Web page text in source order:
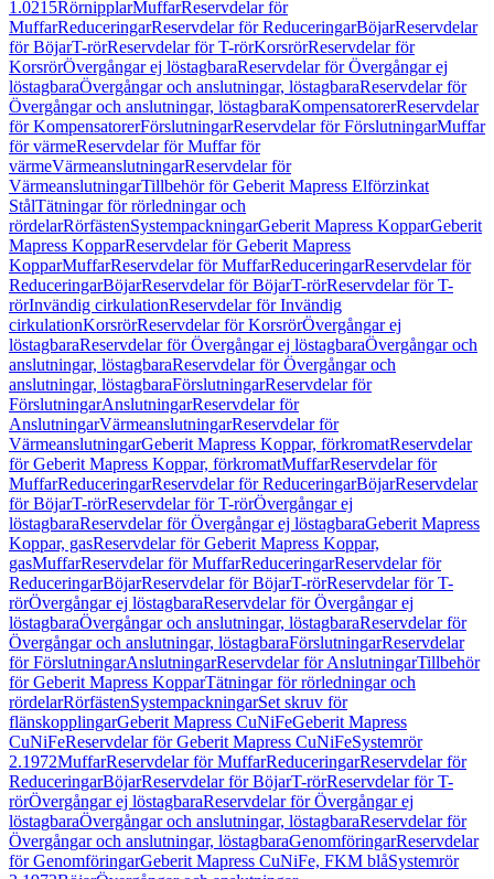
1.0215RörnipplarMuffarReservdelar för
MuffarReduceringarReservdelar för ReduceringarBöjarReservdelar
för BöjarT-rörReservdelar för T-rörKorsrörReservdelar för
KorsrörÖvergångar ej löstagbaraReservdelar för Övergångar ej
löstagbaraÖvergångar och anslutningar, löstagbaraReservdelar för
Övergångar och anslutningar, löstagbaraKompensatorerReservdelar
för KompensatorerFörslutningarReservdelar för FörslutningarMuffar
för värmeReservdelar för Muffar för
värmeVärmeanslutningarReservdelar för
VärmeanslutningarTillbehör för Geberit Mapress Elförzinkat
StålTätningar för rörledningar och
rördelarRörfästenSystempackningarGeberit Mapress KopparGeberit
Mapress KopparReservdelar för Geberit Mapress
KopparMuffarReservdelar för MuffarReduceringarReservdelar för
ReduceringarBöjarReservdelar för BöjarT-rörReservdelar för T-
rörInvändig cirkulationReservdelar för Invändig
cirkulationKorsrörReservdelar för KorsrörÖvergångar ej
löstagbaraReservdelar för Övergångar ej löstagbaraÖvergångar och
anslutningar, löstagbaraReservdelar för Övergångar och
anslutningar, löstagbaraFörslutningarReservdelar för
FörslutningarAnslutningarReservdelar för
AnslutningarVärmeanslutningarReservdelar för
VärmeanslutningarGeberit Mapress Koppar, förkromatReservdelar
för Geberit Mapress Koppar, förkromatMuffarReservdelar för
MuffarReduceringarReservdelar för ReduceringarBöjarReservdelar
för BöjarT-rörReservdelar för T-rörÖvergångar ej
löstagbaraReservdelar för Övergångar ej löstagbaraGeberit Mapress
Koppar, gasReservdelar för Geberit Mapress Koppar,
gasMuffarReservdelar för MuffarReduceringarReservdelar för
ReduceringarBöjarReservdelar för BöjarT-rörReservdelar för T-
rörÖvergångar ej löstagbaraReservdelar för Övergångar ej
löstagbaraÖvergångar och anslutningar, löstagbaraReservdelar för
Övergångar och anslutningar, löstagbaraFörslutningarReservdelar
för FörslutningarAnslutningarReservdelar för AnslutningarTillbehör
för Geberit Mapress KopparTätningar för rörledningar och
rördelarRörfästenSystempackningarSet skruv för
flänskopplingarGeberit Mapress CuNiFeGeberit Mapress
CuNiFeReservdelar för Geberit Mapress CuNiFeSystemrör
2.1972MuffarReservdelar för MuffarReduceringarReservdelar för
ReduceringarBöjarReservdelar för BöjarT-rörReservdelar för T-
rörÖvergångar ej löstagbaraReservdelar för Övergångar ej
löstagbaraÖvergångar och anslutningar, löstagbaraReservdelar för
Övergångar och anslutningar, löstagbaraGenomföringarReservdelar
för GenomföringarGeberit Mapress CuNiFe, FKM blåSystemrör